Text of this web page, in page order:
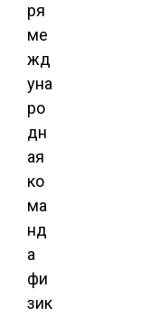
ря
ме
жд
уна
ро
дн
ая
ко
ма
нд
а
фи
зик